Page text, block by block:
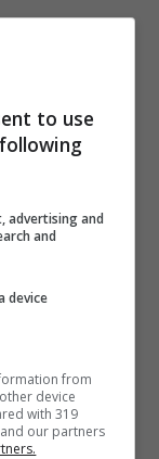
to use
advertising and
and
device
from
device
with 319
our partners